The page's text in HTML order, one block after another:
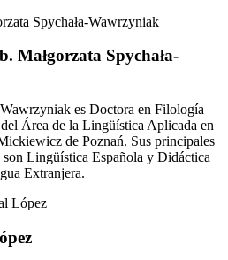
Małgorzata Spychała-
Wawrzyniak es Doctora en Filología
Área de la Lingüística Aplicada en
de Poznań. Sus principales
Lingüística Española y Didáctica
Extranjera.